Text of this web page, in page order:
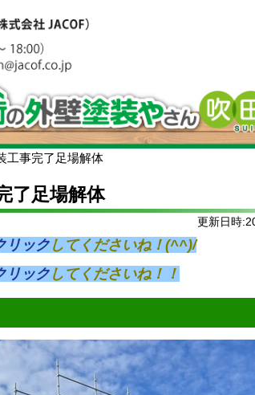
工事完了足場解体
了足場解体
更新日時
リックしてくださいね！(^^)/
リックしてくださいね！！